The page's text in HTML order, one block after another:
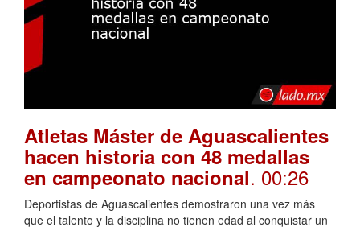
Atletas Máster de Aguascalientes
hacen historia con 48 medallas
en campeonato nacional. 00:26
Deportistas de Aguascalientes demostraron una vez más
que el talento y la disciplina no tienen edad al conquistar un